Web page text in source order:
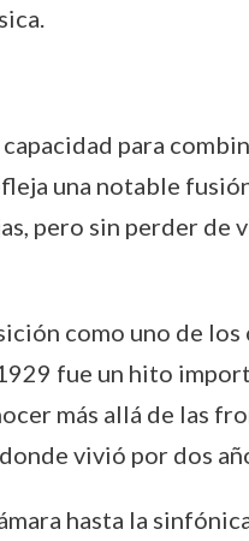
para
una notable
pero sin perder de
como uno de
fue un hito
más allá de las
vivió por dos
hasta la